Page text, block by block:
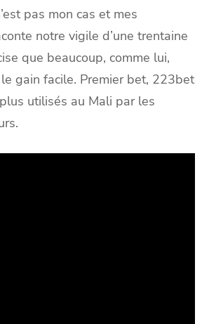
pas mon cas et mes
notre vigile d’une trentaine
que beaucoup, comme lui,
gain facile. Premier bet, 223bet
utilisés au Mali par les